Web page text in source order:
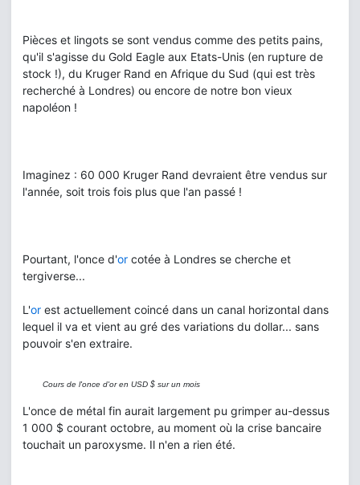
Pièces et lingots se sont vendus comme des petits pains,
qu'il s'agisse du Gold Eagle aux Etats-Unis (en rupture de
stock !), du Kruger Rand en Afrique du Sud (qui est très
recherché à Londres) ou encore de notre bon vieux
napoléon !
Imaginez : 60 000 Kruger Rand devraient être vendus sur
l'année, soit trois fois plus que l'an passé !
Pourtant, l'once d'or cotée à Londres se cherche et
tergiverse...
L'or est actuellement coincé dans un canal horizontal dans
lequel il va et vient au gré des variations du dollar... sans
pouvoir s'en extraire.
Cours de l'once d'or en USD $ sur un mois
L'once de métal fin aurait largement pu grimper au-dessus
1 000 $ courant octobre, au moment où la crise bancaire
touchait un paroxysme. Il n'en a rien été.